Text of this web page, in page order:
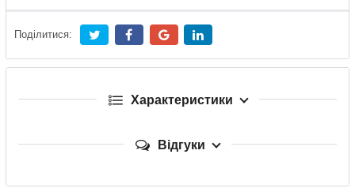
Поділитися:
Характеристики
Відгуки